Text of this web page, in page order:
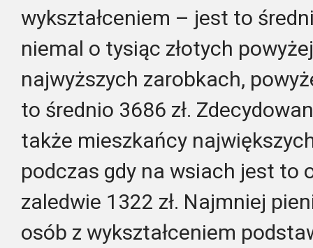
wykształceniem – jest to
niemal o tysiąc złotych
najwyższych zarobkach,
to średnio 3686 zł.
także mieszkańcy
podczas gdy na wsiach jest to
zaledwie 1322 zł. Najmniej
osób z wykształceniem